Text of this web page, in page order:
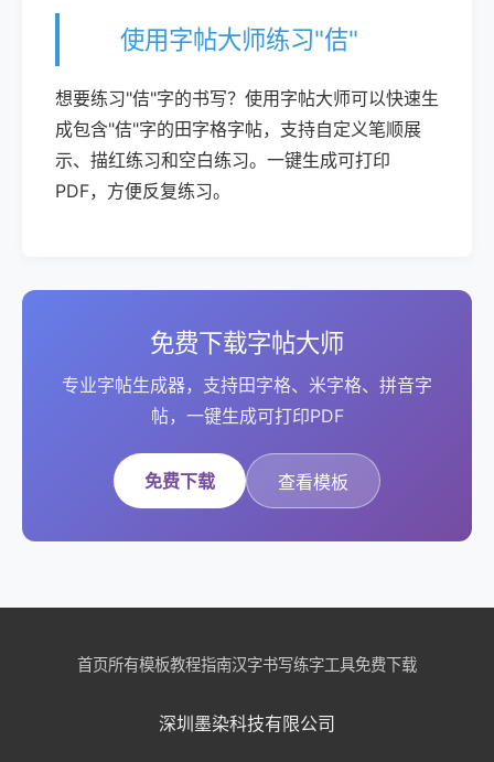
使用字帖大师练习"佶"
想要练习"佶"字的书写？使用字帖大师可以快速生
成包含"佶"字的田字格字帖，支持自定义笔顺展
示、描红练习和空白练习。一键生成可打印
PDF，方便反复练习。
免费下载字帖大师
专业字帖生成器，支持田字格、米字格、拼音字
帖，一键生成可打印PDF
免费下载 查看模板
首页所有模板教程指南汉字书写练字工具免费下载
深圳墨染科技有限公司